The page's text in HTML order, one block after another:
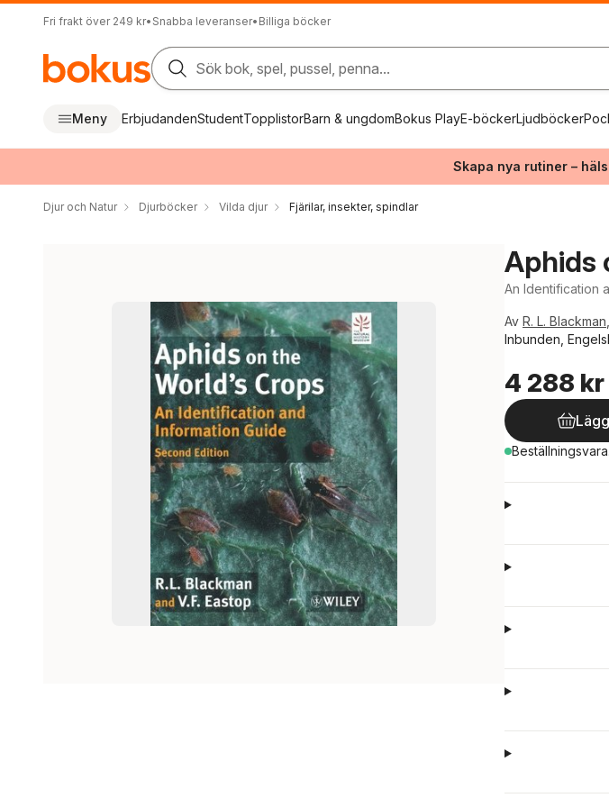
Fri frakt över 249 kr• Snabba leveranser• Billiga böcker
Sök bok, spel, pussel, penna...
Meny ErbjudandenStudentTopplistorBarn & ungdomBokus PlayE-böckerLjudböcker
Skapa nya rutiner –
Djur och Natur Djurböcker Vilda djur Fjärilar, insekter, spindlar
Aphids
An Identification
Av R. L. Blackman
Inbunden,
4 288 kr
Beställningsvara.